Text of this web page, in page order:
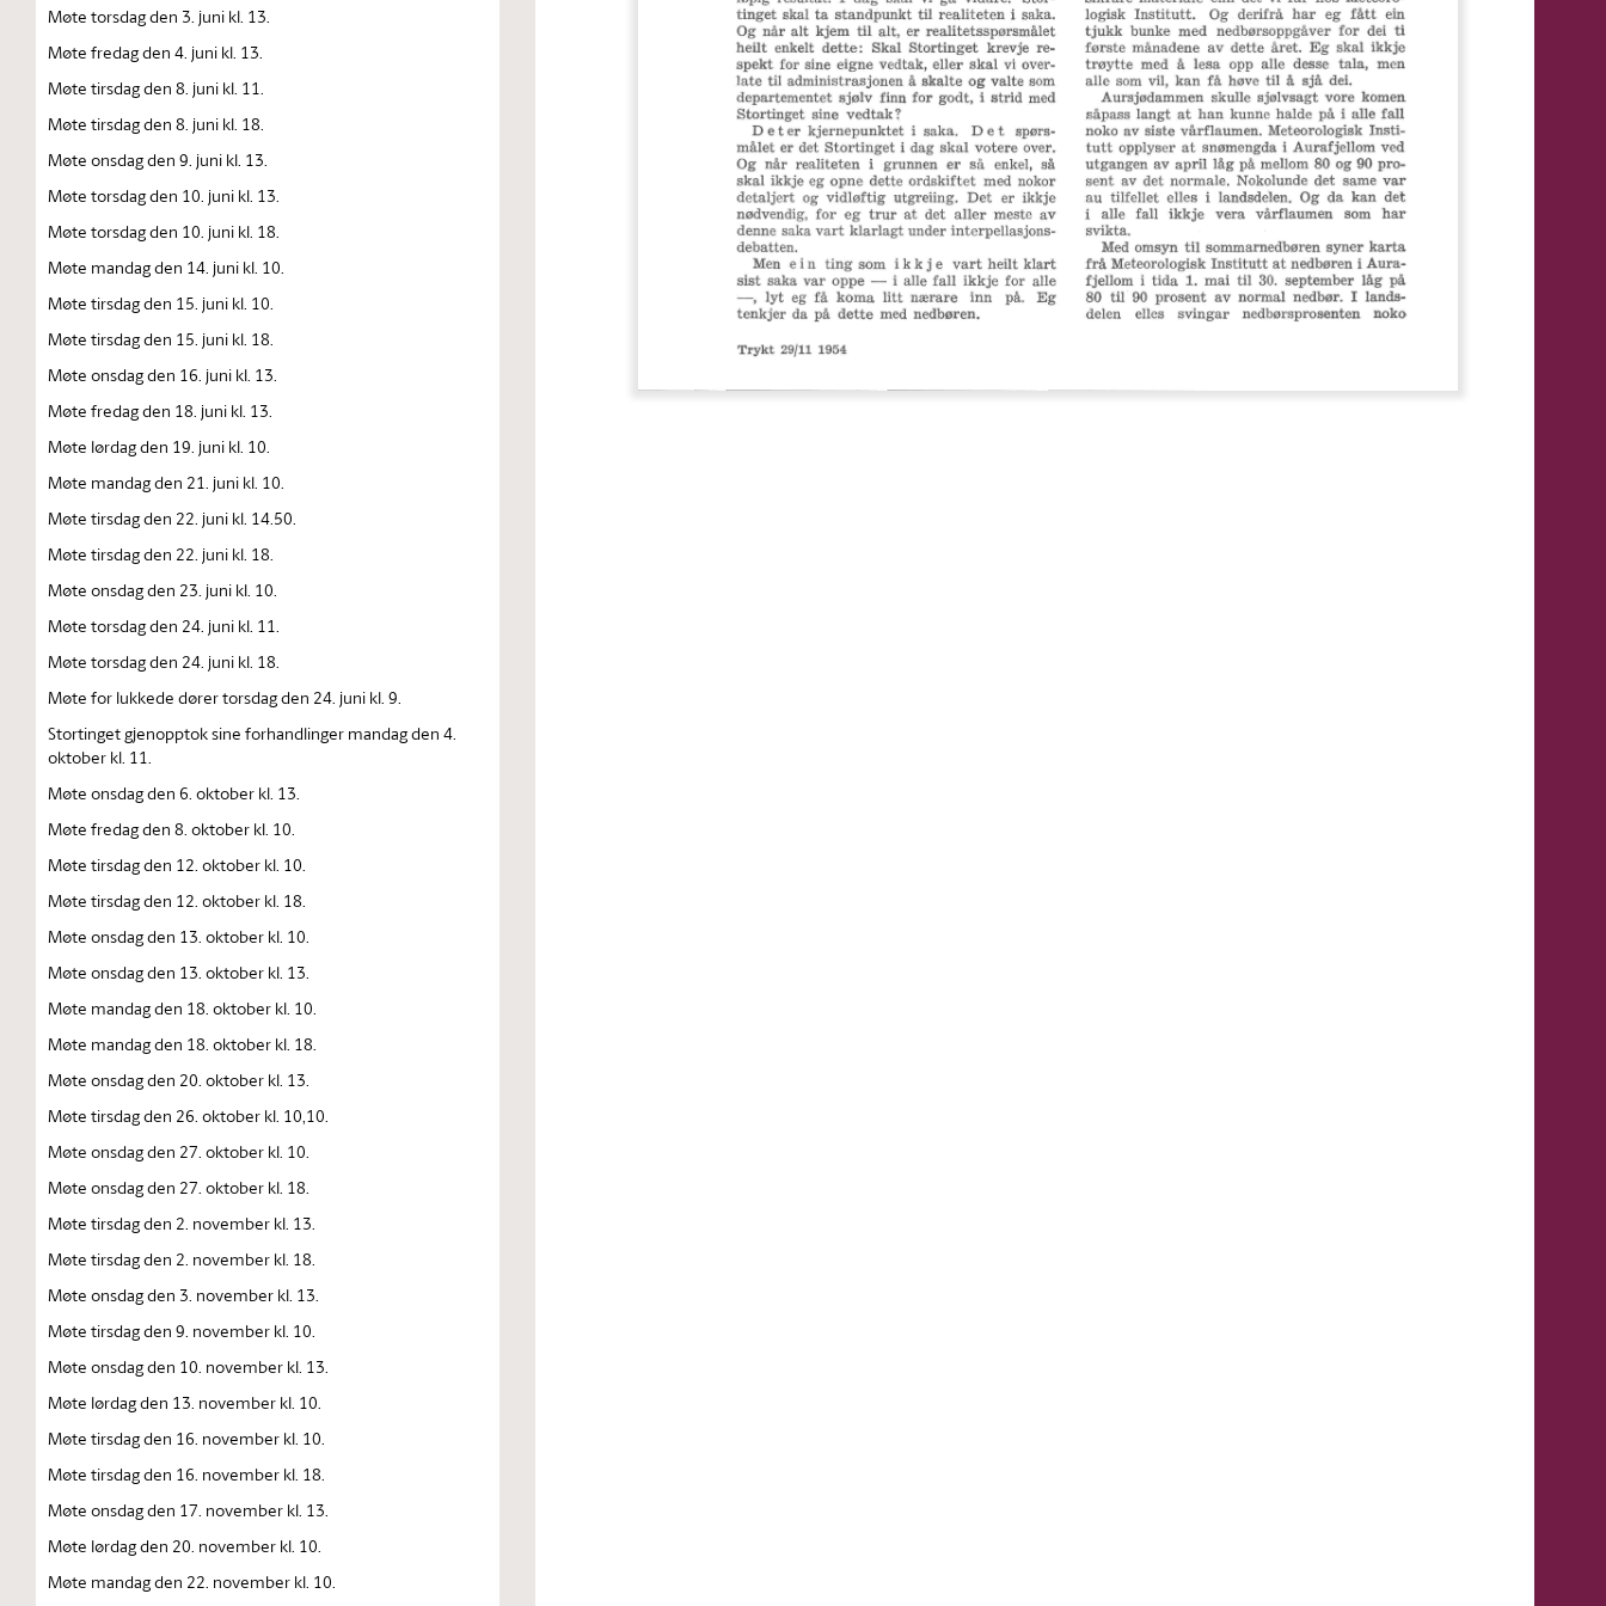
Møte torsdag den 3. juni kl. 13.
Møte fredag den 4. juni kl. 13.
Møte tirsdag den 8. juni kl. 11.
Møte tirsdag den 8. juni kl. 18.
Møte onsdag den 9. juni kl. 13.
Møte torsdag den 10. juni kl. 13.
Møte torsdag den 10. juni kl. 18.
Møte mandag den 14. juni kl. 10.
Møte tirsdag den 15. juni kl. 10.
Møte tirsdag den 15. juni kl. 18.
Møte onsdag den 16. juni kl. 13.
Møte fredag den 18. juni kl. 13.
Møte lørdag den 19. juni kl. 10.
Møte mandag den 21. juni kl. 10.
Møte tirsdag den 22. juni kl. 14.50.
Møte tirsdag den 22. juni kl. 18.
Møte onsdag den 23. juni kl. 10.
Møte torsdag den 24. juni kl. 11.
Møte torsdag den 24. juni kl. 18.
Møte for lukkede dører torsdag den 24. juni kl. 9.
Stortinget gjenopptok sine forhandlinger mandag den 4.
oktober kl. 11.
Møte onsdag den 6. oktober kl. 13.
Møte fredag den 8. oktober kl. 10.
Møte tirsdag den 12. oktober kl. 10.
Møte tirsdag den 12. oktober kl. 18.
Møte onsdag den 13. oktober kl. 10.
Møte onsdag den 13. oktober kl. 13.
Møte mandag den 18. oktober kl. 10.
Møte mandag den 18. oktober kl. 18.
Møte onsdag den 20. oktober kl. 13.
Møte tirsdag den 26. oktober kl. 10,10.
Møte onsdag den 27. oktober kl. 10.
Møte onsdag den 27. oktober kl. 18.
Møte tirsdag den 2. november kl. 13.
Møte tirsdag den 2. november kl. 18.
Møte onsdag den 3. november kl. 13.
Møte tirsdag den 9. november kl. 10.
Møte onsdag den 10. november kl. 13.
Møte lørdag den 13. november kl. 10.
Møte tirsdag den 16. november kl. 10.
Møte tirsdag den 16. november kl. 18.
Møte onsdag den 17. november kl. 13.
Møte lørdag den 20. november kl. 10.
Møte mandag den 22. november kl. 10.